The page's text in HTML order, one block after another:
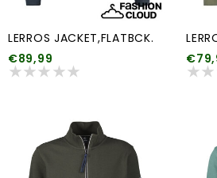
LERROS JACKET,FLATBCK.
€89,99